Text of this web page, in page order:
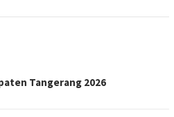
Tangerang 2026